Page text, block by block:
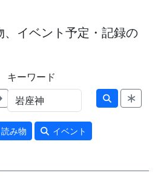
イベント予定・記録の
キーワード
読み物 イベント